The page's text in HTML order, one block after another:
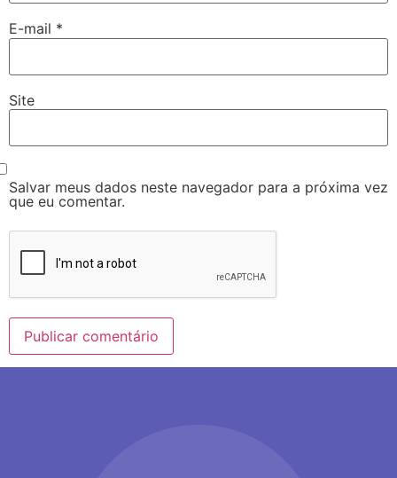
E-mail *
Site
Salvar meus dados neste navegador para a próxima vez
que eu comentar.